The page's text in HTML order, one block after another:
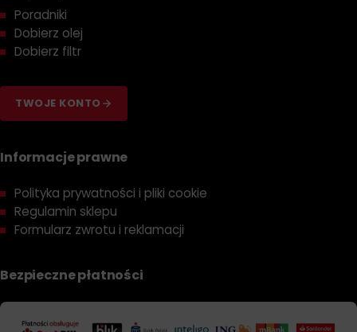
Poradniki
Dobierz olej
Dobierz filtr
TWOJE KONTO
Informacje prawne
Polityka prywatności i pliki cookie
Regulamin sklepu
Formularz zwrotu i reklamacji
Bezpieczne płatności